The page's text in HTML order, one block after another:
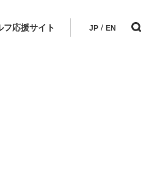
フ応援サイト JP / EN